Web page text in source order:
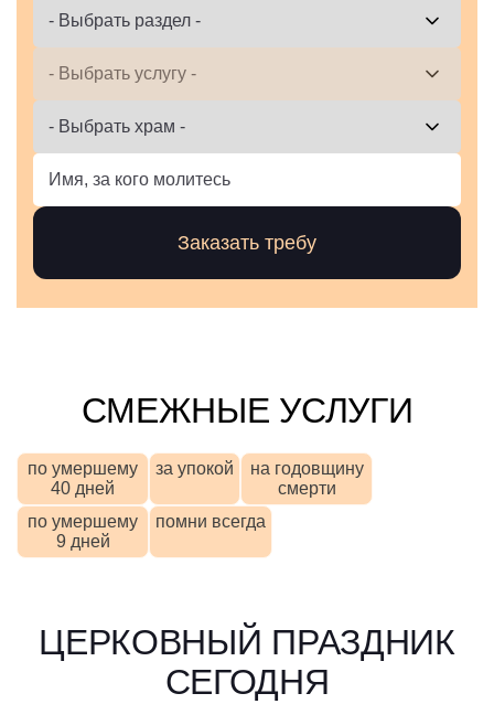
СМЕЖНЫЕ УСЛУГИ
по умершему
40 дней
за упокой
на годовщину
смерти
по умершему
9 дней
помни всегда
ЦЕРКОВНЫЙ ПРАЗДНИК
СЕГОДНЯ